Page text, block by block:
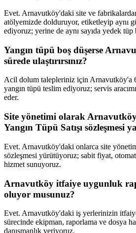
Evet. Arnavutköy'daki site ve
atölyemizde dolduruyor, etiketleyip aynı
ediyoruz; yerine de aynı sayıda yedek tüp
Yangın tüpü boş düşerse
sürede ulaştırırsınız?
Acil dolum talepleriniz için Arnavutköy'a
yangın tüpü teslim ediyoruz; servis
eder.
Site yönetimi olarak
Yangın Tüpü Satışı sözleşmesi
Evet. Arnavutköy'daki onlarca site
sözleşmesi yürütüyoruz; sabit fiyat,
hizmet sunuyoruz.
Arnavutköy itfaiye uygunluk
oluyor musunuz?
Evet. Arnavutköy'daki iş yerlerinizin
sürecinde ekipman, raporlama ve dosya
danışmanlık veriyoruz.